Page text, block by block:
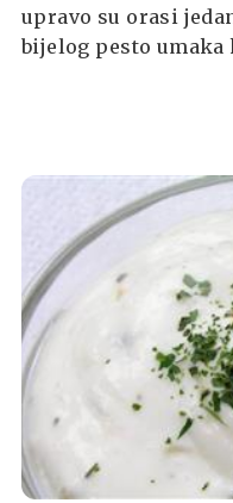
upravo su orasi
bijelog pesto umaka